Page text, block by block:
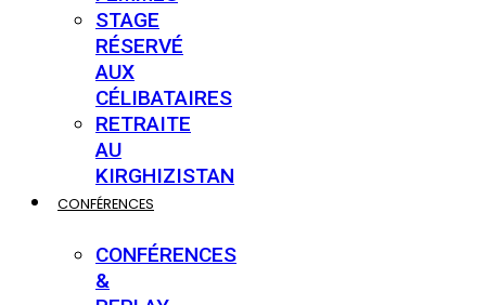
STAGE
RÉSERVÉ
AUX
CÉLIBATAIRES
RETRAITE
AU
KIRGHIZISTAN
CONFÉRENCES
CONFÉRENCES
&